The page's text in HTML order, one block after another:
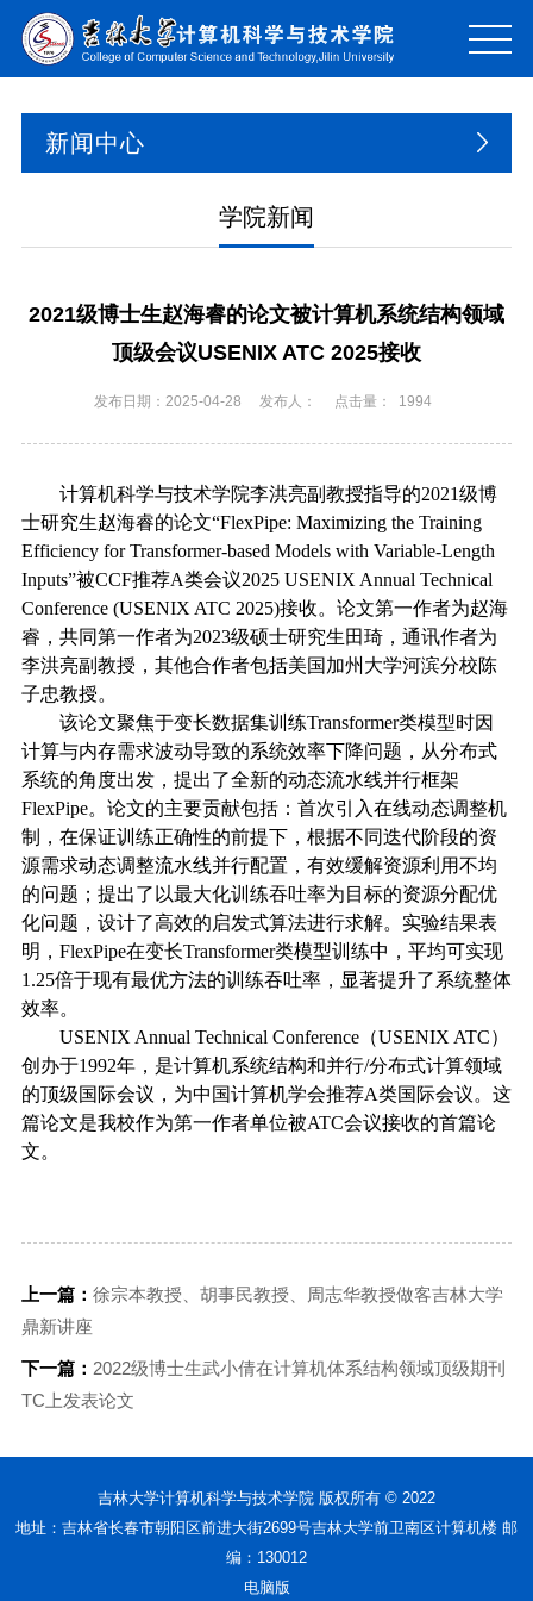
新闻中心
学院新闻
2021级博士生赵海睿的论文被计算机系统结构领域
顶级会议USENIX ATC 2025接收
发布日期：2025-04-28 发布人： 点击量： 1994
计算机科学与技术学院李洪亮副教授指导的2021级博
士研究生赵海睿的论文“FlexPipe: Maximizing the Training
Efficiency for Transformer-based Models with Variable-Length
Inputs”被CCF推荐A类会议2025 USENIX Annual Technical
Conference (USENIX ATC 2025)接收。论文第一作者为赵海
睿，共同第一作者为2023级硕士研究生田琦，通讯作者为
李洪亮副教授，其他合作者包括美国加州大学河滨分校陈
子忠教授。
该论文聚焦于变长数据集训练Transformer类模型时因
计算与内存需求波动导致的系统效率下降问题，从分布式
系统的角度出发，提出了全新的动态流水线并行框架
FlexPipe。论文的主要贡献包括：首次引入在线动态调整机
制，在保证训练正确性的前提下，根据不同迭代阶段的资
源需求动态调整流水线并行配置，有效缓解资源利用不均
的问题；提出了以最大化训练吞吐率为目标的资源分配优
化问题，设计了高效的启发式算法进行求解。实验结果表
明， FlexPipe在变长Transformer类模型训练中，平均可实现
1.25倍于现有最优方法的训练吞吐率，显著提升了系统整体
效率。
USENIX Annual Technical Conference （USENIX ATC）
创办于1992年，是计算机系统结构和并行/分布式计算领域
的顶级国际会议，为中国计算机学会推荐A类国际会议。这
篇论文是我校作为第一作者单位被ATC会议接收的首篇论
文。
上一篇： 徐宗本教授、胡事民教授、周志华教授做客吉林大学
鼎新讲座
下一篇： 2022级博士生武小倩在计算机体系结构领域顶级期刊
TC上发表论文
吉林大学计算机科学与技术学院 版权所有 © 2022
地址：吉林省长春市朝阳区前进大街2699号吉林大学前卫南区计算机楼 邮
编：130012
电脑版